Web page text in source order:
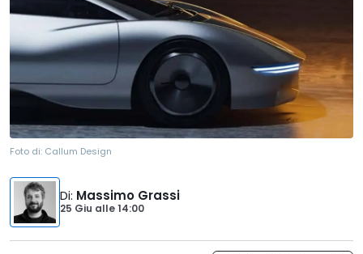
Foto di: Callum Design
Di: Massimo Grassi
25 Giu alle14:00